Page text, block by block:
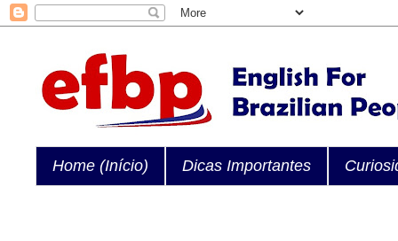
Home (Início) Dicas Importantes